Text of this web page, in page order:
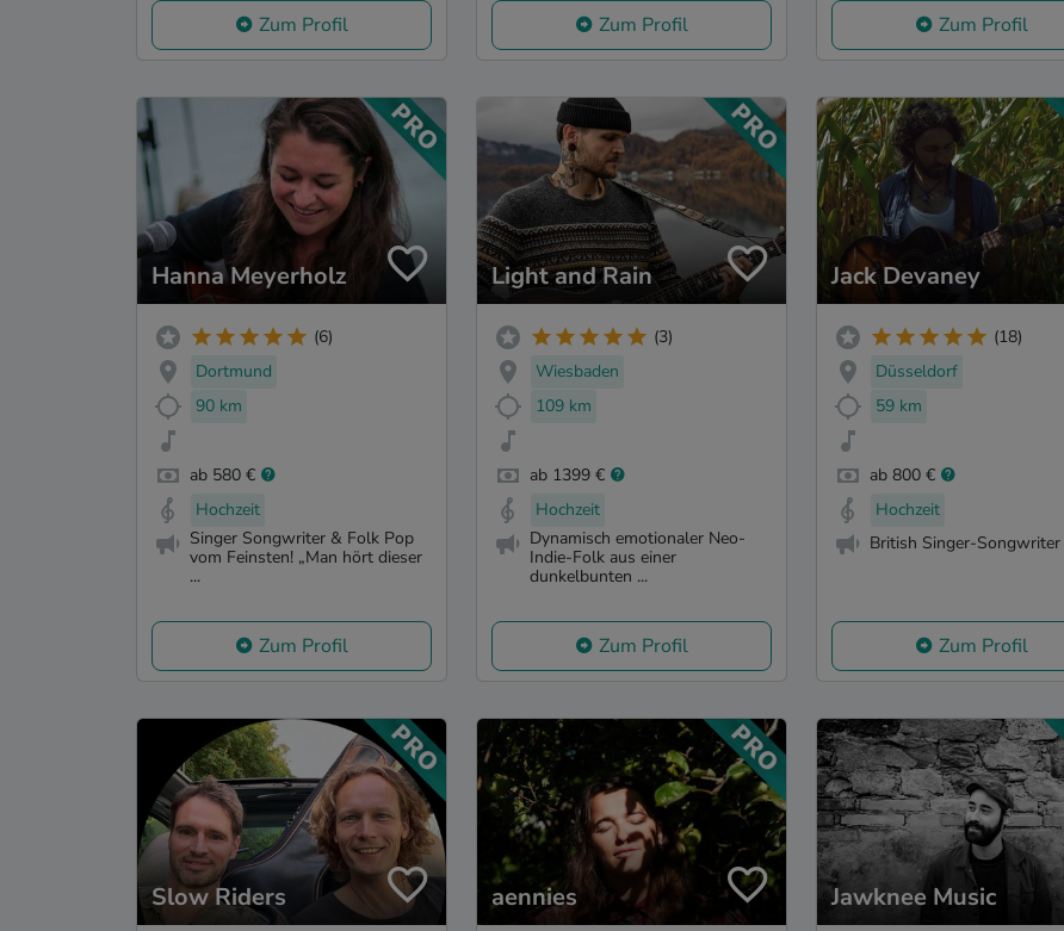
Zum Profil Zum Profil Zum Profil
Hanna Meyerholz
(6)
Dortmund
90 km
ab 580 €
Hochzeit
Singer Songwriter & Folk Pop
vom Feinsten! „Man hört dieser
...
Zum Profil
Light and Rain
(3)
Wiesbaden
109 km
ab 1399 €
Hochzeit
Dynamisch emotionaler Neo-
Indie-Folk aus einer
dunkelbunten ...
Zum Profil
Jack Devaney
(18)
Düsseldorf
59 km
ab 800 €
Hochzeit
British Singer-Songwriter
Zum Profil
Slow Riders aennies Jawknee Music